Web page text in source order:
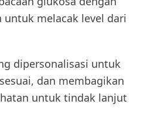
melacak level dari
dipersonalisasi untuk
dan membagikan
untuk tindak lanjut